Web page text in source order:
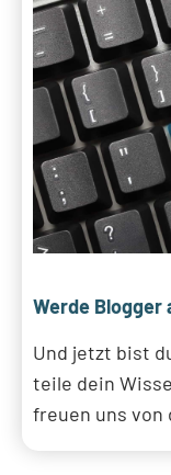
Werde
Und jetzt bist
teile dein
freuen uns von